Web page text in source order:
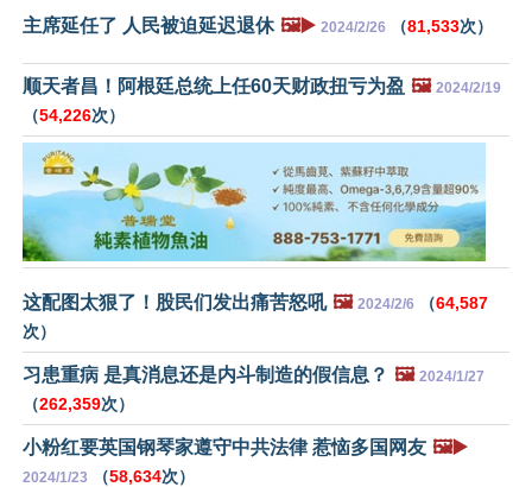
主席延任了 人民被迫延迟退休 🖼️▶️ 2024/2/26 （81,533次）
顺天者昌！阿根廷总统上任60天财政扭亏为盈 🖼️ 2024/2/19
（54,226次）
这配图太狠了！股民们发出痛苦怒吼 🖼️ 2024/2/6 （64,587
次）
习患重病 是真消息还是内斗制造的假信息？ 🖼️ 2024/1/27
（262,359次）
小粉红要英国钢琴家遵守中共法律 惹恼多国网友 🖼️▶️
2024/1/23 （58,634次）